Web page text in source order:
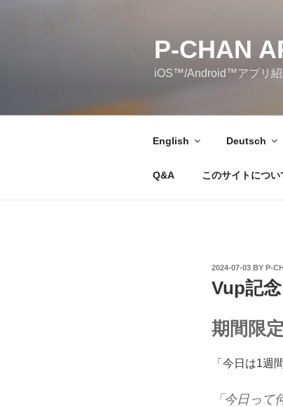
P-CHAN
iOS™/Android™アプリ紹
English Deutsch
Q&A このサイトについ
POSTED
2024-07-03 BY P-
Vup記
期間限
「今日は1週
「今日っ